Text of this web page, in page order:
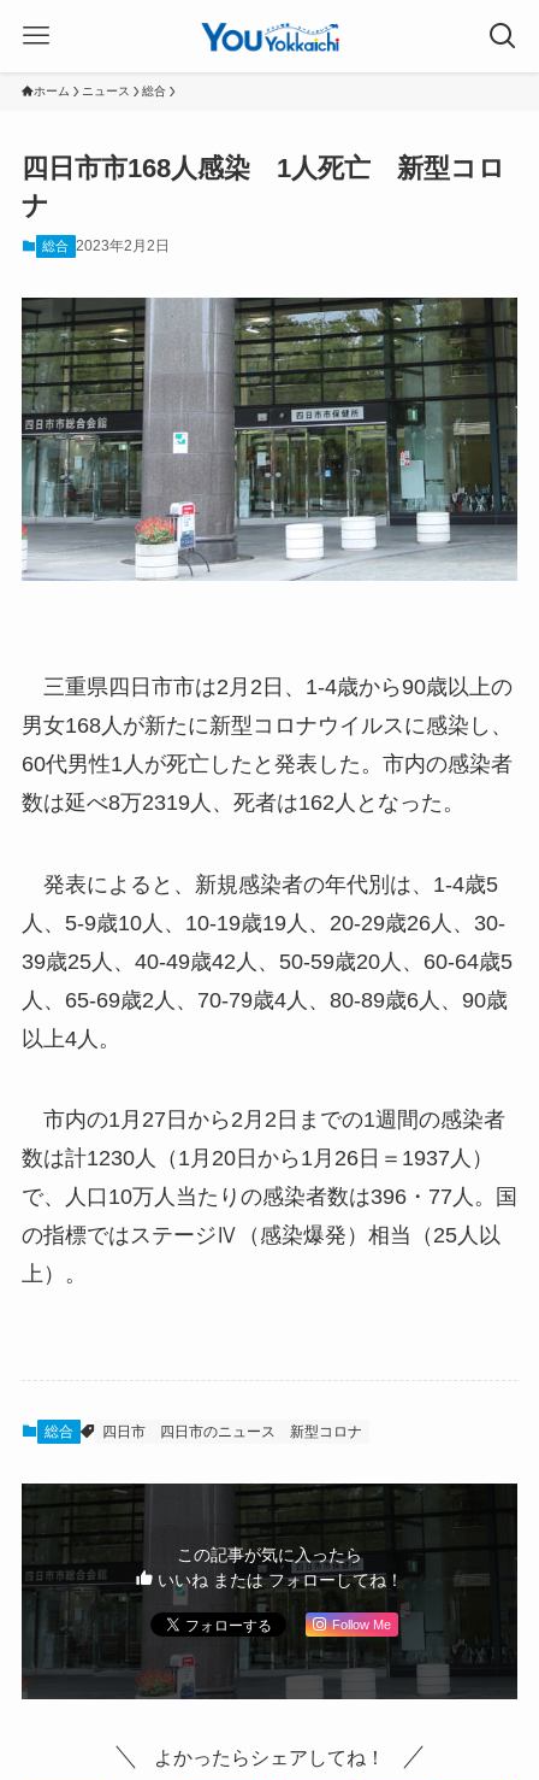
ホーム ニュース 総合
四日市市168人感染 1人死亡 新型コロ
ナ
総合 2023年2月2日
三重県四日市市は2月2日、1-4歳から90歳以上の
男女168人が新たに新型コロナウイルスに感染し、
60代男性1人が死亡したと発表した。市内の感染者
数は延べ8万2319人、死者は162人となった。
発表によると、新規感染者の年代別は、1-4歳5
人、5-9歳10人、10-19歳19人、20-29歳26人、30-
39歳25人、40-49歳42人、50-59歳20人、60-64歳5
人、65-69歳2人、70-79歳4人、80-89歳6人、90歳
以上4人。
市内の1月27日から2月2日までの1週間の感染者
数は計1230人（1月20日から1月26日＝1937人）
で、人口10万人当たりの感染者数は396・77人。国
の指標ではステージⅣ（感染爆発）相当（25人以
上）。
総合 四日市 四日市のニュース 新型コロナ
この記事が気に入ったら
いいね または フォローしてね！
Follow Me
よかったらシェアしてね！